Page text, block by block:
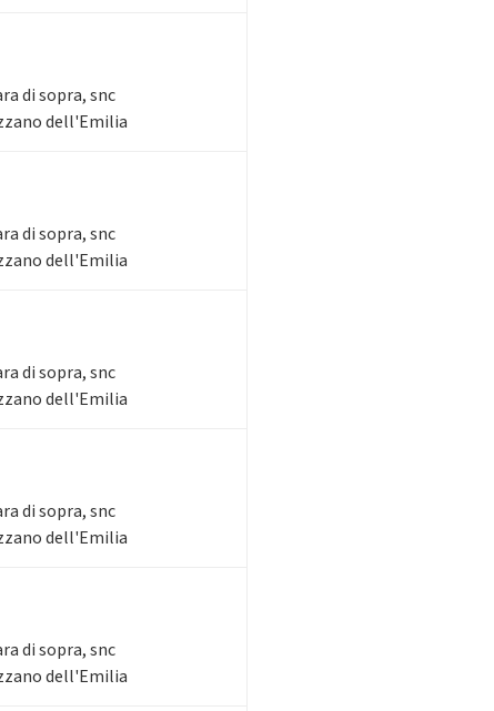
di sopra, snc
dell'Emilia
di sopra, snc
dell'Emilia
di sopra, snc
dell'Emilia
di sopra, snc
dell'Emilia
di sopra, snc
dell'Emilia